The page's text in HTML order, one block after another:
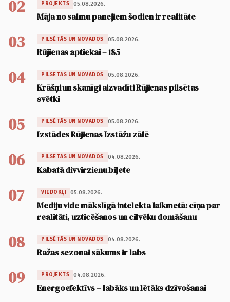
02 PROJEKTS 05.08.2026.
Māja no salmu paneļiem šodien ir realitāte
03 PILSĒTĀS UN NOVADOS 05.08.2026.
Rūjienas aptiekai – 185
04 PILSĒTĀS UN NOVADOS 05.08.2026.
Krāšņi un skanīgi aizvadīti Rūjienas pilsētas
svētki
05 PILSĒTĀS UN NOVADOS 05.08.2026.
Izstādes Rūjienas Izstāžu zālē
06 PILSĒTĀS UN NOVADOS 04.08.2026.
Kabatā divvirzienu biļete
07 VIEDOKĻI 05.08.2026.
Mediju vide mākslīgā intelekta laikmetā: cīņa par
realitāti, uzticēšanos un cilvēku domāšanu
08 PILSĒTĀS UN NOVADOS 04.08.2026.
Ražas sezonai sākums ir labs
09 PROJEKTS 04.08.2026.
Energoefektīvs – labāks un lētāks dzīvošanai